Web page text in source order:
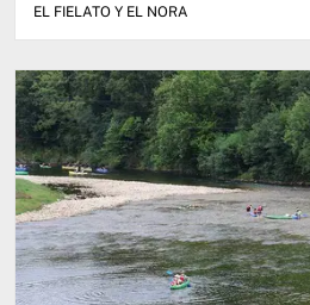
EL FIELATO Y EL NORA